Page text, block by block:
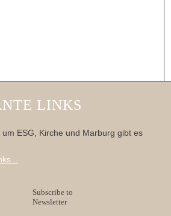
LINKS
ESG, Kirche und Marburg gibt es
Subscribe to
Newsletter